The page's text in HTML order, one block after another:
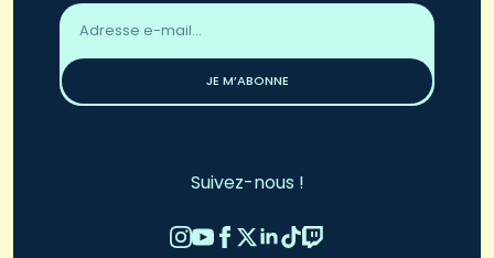
Adresse
email
JE M’ABONNE
Suivez-nous !